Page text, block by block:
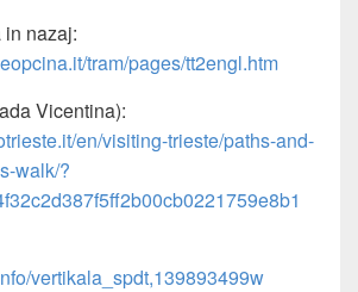
in nazaj:
tram/pages/tt2engl.htm
Vicentina):
en/visiting-trieste/paths-and-
walk/?
vertikala_spdt,139893499w